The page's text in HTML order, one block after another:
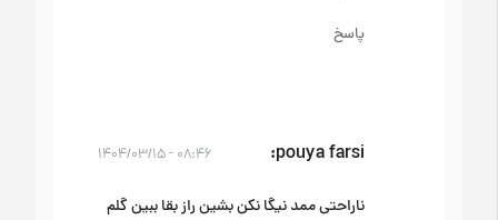
پاسخ
pouya farsi ۰۸:۴۶ - ۱۴۰۴/۰۳/۱۵
ناراحتی ممد نیگا نکن بشین راز بقا ببین گلم